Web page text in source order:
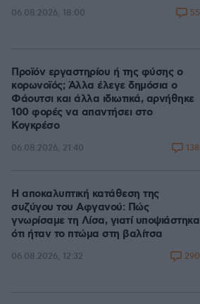
06.08.2026, 18:00 55
Προϊόν εργαστηρίου ή της φύσης ο
κορωνοϊός; Άλλα έλεγε δημόσια ο
Φάουτσι και άλλα ιδιωτικά, αρνήθηκε
100 φορές να απαντήσει στο
Κογκρέσο
06.08.2026, 21:40 138
Η αποκαλυπτική κατάθεση της
συζύγου του Αφγανού: Πώς
γνωρίσαμε τη Λίσα, γιατί υποψιάστηκα
ότι ήταν το πτώμα στη βαλίτσα
06.08.2026, 12:32 290